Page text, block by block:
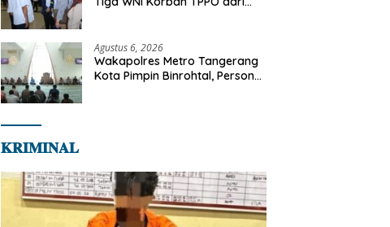
Agustus 6, 2026
Wakapolres Metro Tangerang
Kota Pimpin Binrohtal, Personel
𝐊𝐑𝐈𝐌𝐈𝐍𝐀𝐋